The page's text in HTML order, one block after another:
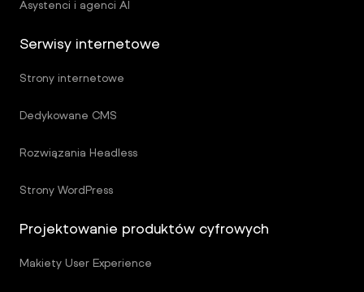
Asystenci i agenci AI
Serwisy internetowe
Strony internetowe
Dedykowane CMS
Rozwiązania Headless
Strony WordPress
Projektowanie produktów cyfrowych
Makiety User Experience